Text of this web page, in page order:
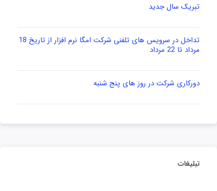
تبریک سال جدید
تداخل در سرویس های تلفنی شرکت امگا نرم افزار از تاریخ 18
مرداد تا 22 مرداد
دورکاری شرکت در روز های پنج شنبه
تبلیغات